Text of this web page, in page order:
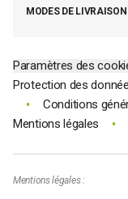
MODES DE LIVRAISON
Paramètres des
Protection des
• Conditions
Mentions légales •
Mentions légales :